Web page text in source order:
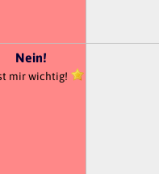
Nein!
mir wichtig!